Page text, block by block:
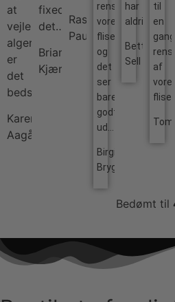
at
vejle
algerens
er
det
bedste…
Karen
Aagård
fixede
det…
Brian
Kjær
Rasmus
Paulin
renset
vores
fliser
og
det
ser
bare
godt
ud…
Birgitte
Brygmann
har
aldrig…
Bettina
Sell
til
en
gang
rens
af
vores
Bedømt til